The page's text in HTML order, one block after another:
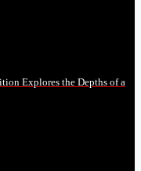
Explores the Depths of a